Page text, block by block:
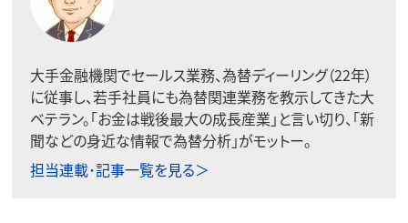
大手金融機関でセールス業務、為替ディーリング（22年）
に従事し、若手社員にも為替関連業務を教示してきた大
ベテラン。「お金は戦後最大の成長産業」と言い切り、「新
聞などの身近な情報で為替分析」がモットー。
担当連載･記事一覧を見る＞